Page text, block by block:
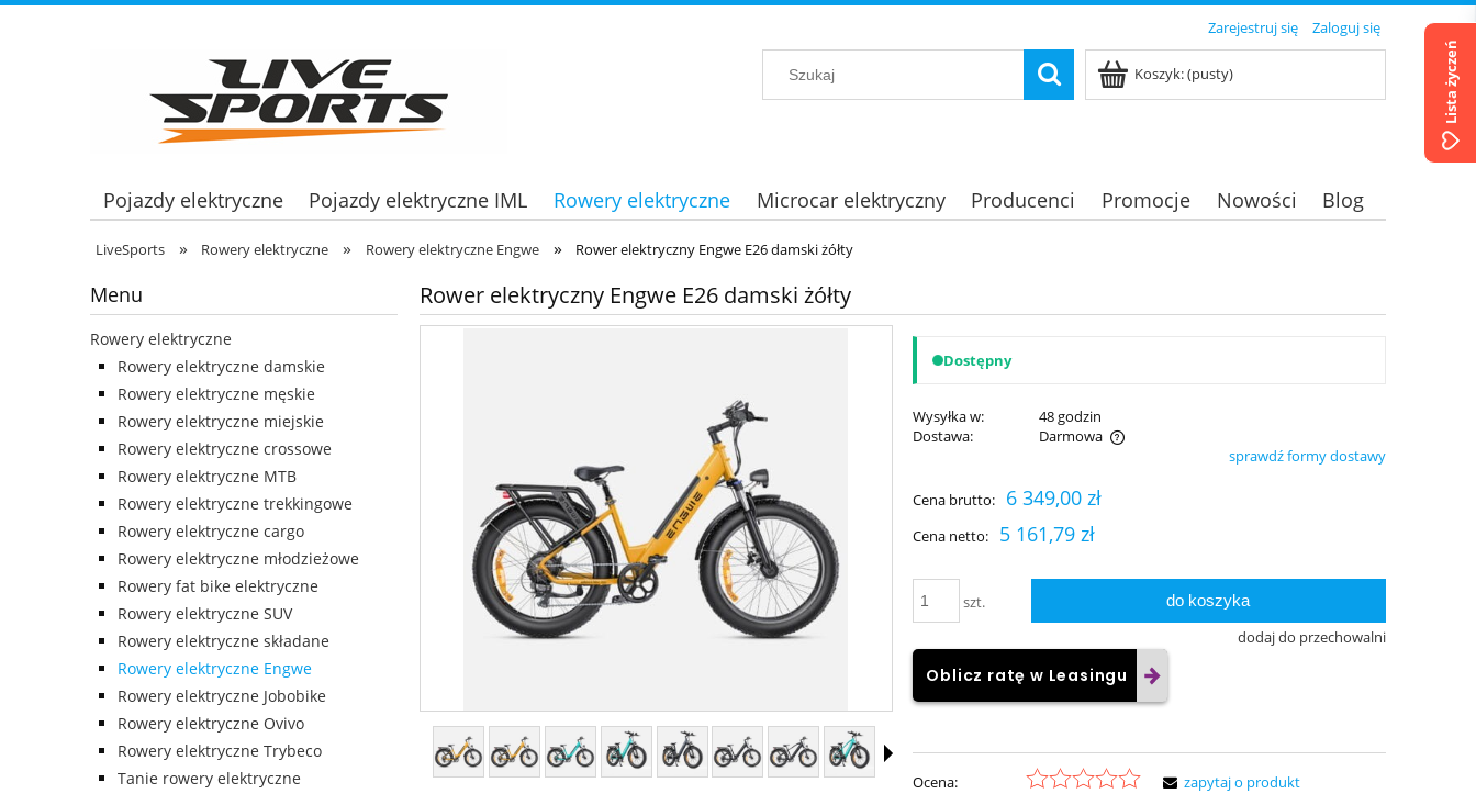
Zarejestruj się Zaloguj się
Koszyk:(pusty)
Pojazdy elektryczne Pojazdy elektryczne IML Rowery elektryczne Microcar elektryczny Producenci Promocje Nowości Blog
LiveSports » Rowery elektryczne » Rowery elektryczne Engwe » Rower elektryczny Engwe E26 damski żółty
Menu
Rowery elektryczne
Rowery elektryczne damskie
Rowery elektryczne męskie
Rowery elektryczne miejskie
Rowery elektryczne crossowe
Rowery elektryczne MTB
Rowery elektryczne trekkingowe
Rowery elektryczne cargo
Rowery elektryczne młodzieżowe
Rowery fat bike elektryczne
Rowery elektryczne SUV
Rowery elektryczne składane
Rowery elektryczne Engwe
Rowery elektryczne Jobobike
Rowery elektryczne Ovivo
Rowery elektryczne Trybeco
Tanie rowery elektryczne
Rower elektryczny Engwe E26 damski żółty
Dostępny
Wysyłka w:
48 godzin
Dostawa:
Darmowa
sprawdź formy dostawy
Cena brutto: 6 349,00 zł
Cena netto: 5 161,79 zł
szt. do koszyka
dodaj do przechowalni
Oblicz ratę w Leasingu
Ocena:
zapytaj o produkt
Lista życzeń